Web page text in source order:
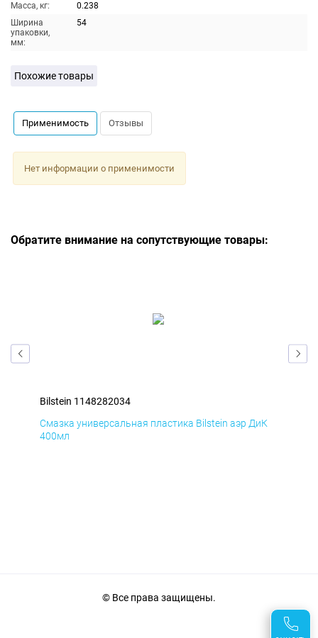
Масса, кг:
0.238
Ширина
упаковки,
мм:
54
Похожие товары
Применимость Отзывы
Нет информации о применимости
Обратите внимание на сопутствующие товары:
Bilstein 1148282034
Смазка универсальная пластика Bilstein аэр ДиК
400мл
© Все права защищены.